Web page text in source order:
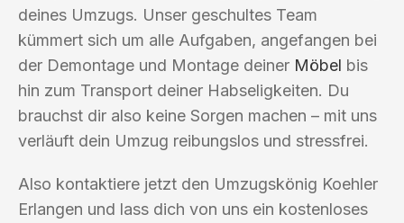
deines Umzugs. Unser geschultes Team
kümmert sich um alle Aufgaben, angefangen bei
der Demontage und Montage deiner Möbel bis
hin zum Transport deiner Habseligkeiten. Du
brauchst dir also keine Sorgen machen – mit uns
verläuft dein Umzug reibungslos und stressfrei.
Also kontaktiere jetzt den Umzugskönig Koehler
Erlangen und lass dich von uns ein kostenloses